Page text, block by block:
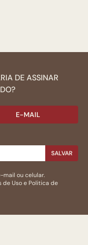
DE ASSINAR
E-MAIL
SALVAR
mail ou celular.
de Usoe Politica de